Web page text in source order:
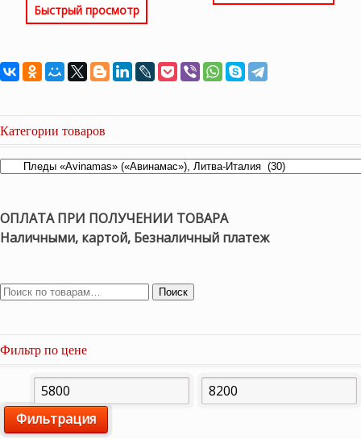
Быстрый просмотр
Категории товаров
ОПЛАТА ПРИ ПОЛУЧЕНИИ ТОВАРА
Наличными, картой, Безналичный платеж
Поиск
Фильтр по цене
Минимальная
цена
Максимальная
Фильтрация